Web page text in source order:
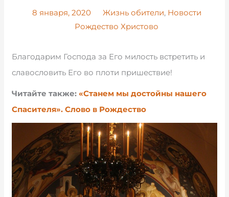
8 января, 2020 Жизнь обители, Новости
Рождество Христово
Благодарим Господа за Его милость встретить и
славословить Его во плоти пришествие!
Читайте также:«Станем мы достойны нашего
Спасителя». Слово в Рождество